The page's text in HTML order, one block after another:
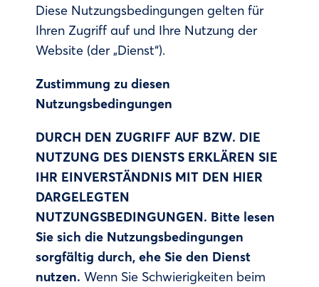
Diese Nutzungsbedingungen gelten für
Ihren Zugriff auf und Ihre Nutzung der
Website (der „Dienst“).
Zustimmung zu diesen
Nutzungsbedingungen
DURCH DEN ZUGRIFF AUF BZW. DIE
NUTZUNG DES DIENSTS ERKLÄREN SIE
IHR EINVERSTÄNDNIS MIT DEN HIER
DARGELEGTEN
NUTZUNGSBEDINGUNGEN. Bitte lesen
Sie sich die Nutzungsbedingungen
sorgfältig durch, ehe Sie den Dienst
nutzen. Wenn Sie Schwierigkeiten beim